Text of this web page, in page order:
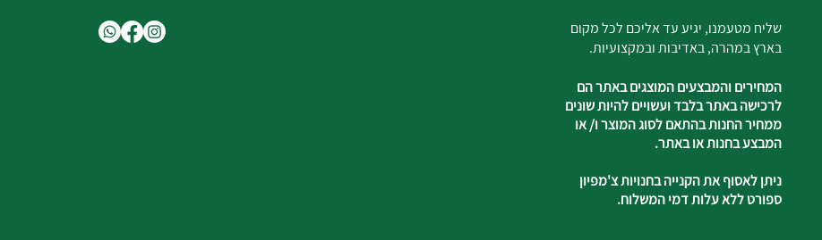
שליח מטעמנו, יגיע עד אליכם לכל מקום
בארץ במהרה, באדיבות ובמקצועיות.
המחירים והמבצעים המוצגים באתר הם
לרכישה באתר בלבד ועשויים להיות שונים
ממחיר החנות בהתאם לסוג המוצר ו/ או
המבצע בחנות או באתר.
ניתן לאסוף את הקנייה בחנויות צ'מפיון
ספורט ללא עלות דמי המשלוח.